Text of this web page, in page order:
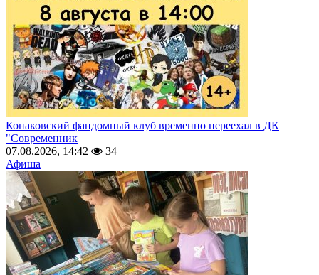
Конаковский фандомный клуб временно переехал в ДК
"Современник
07.08.2026, 14:42
34
Афиша